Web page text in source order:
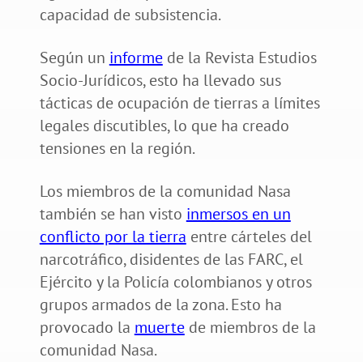
capacidad de subsistencia.
Según un informede la Revista Estudios
Socio-Jurídicos, esto ha llevado sus
tácticas de ocupación de tierras a límites
legales discutibles, lo que ha creado
tensiones en la región.
Los miembros de la comunidad Nasa
también se han visto inmersos en un
conflicto por la tierra entre cárteles del
narcotráfico, disidentes de las FARC, el
Ejército y la Policía colombianos y otros
grupos armados de la zona. Esto ha
provocado la muertede miembros de la
comunidad Nasa.